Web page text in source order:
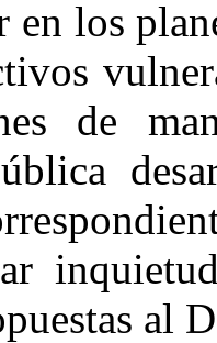
en los
de
al